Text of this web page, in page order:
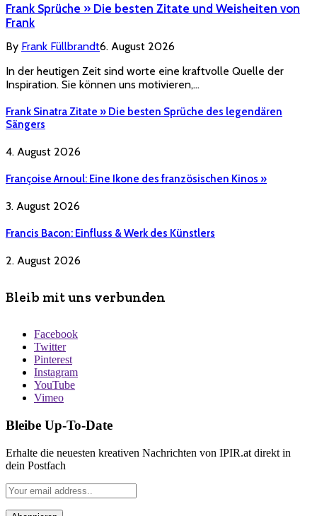
Frank Sprüche » Die besten Zitate und Weisheiten von
Frank
By Frank Füllbrandt6. August 2026
In der heutigen Zeit sind worte eine kraftvolle Quelle der
Inspiration. Sie können uns motivieren,…
Frank Sinatra Zitate » Die besten Sprüche des legendären
Sängers
4. August 2026
Françoise Arnoul: Eine Ikone des französischen Kinos »
3. August 2026
Francis Bacon: Einfluss & Werk des Künstlers
2. August 2026
Bleib mit uns verbunden
Facebook
Twitter
Pinterest
Instagram
YouTube
Vimeo
Bleibe Up-To-Date
Erhalte die neuesten kreativen Nachrichten von IPIR.at direkt in
dein Postfach